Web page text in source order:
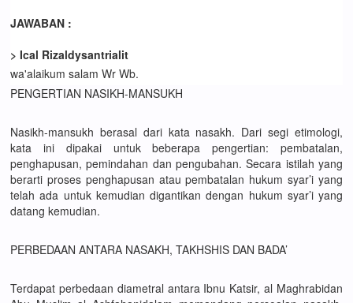
JAWABAN :
> Ical Rizaldysantrialit
wa'alaikum salam Wr Wb.
PENGERTIAN NASIKH-MANSUKH
Nasikh-mansukh berasal dari kata nasakh. Dari segi etimologi,
kata ini dipakai untuk beberapa pengertian: pembatalan,
penghapusan, pemindahan dan pengubahan. Secara istilah yang
berarti proses penghapusan atau pembatalan hukum syar’i yang
telah ada untuk kemudian digantikan dengan hukum syar’i yang
datang kemudian.
PERBEDAAN ANTARA NASAKH, TAKHSHIS DAN BADA’
Terdapat perbedaan diametral antara Ibnu Katsir, al Maghrabidan